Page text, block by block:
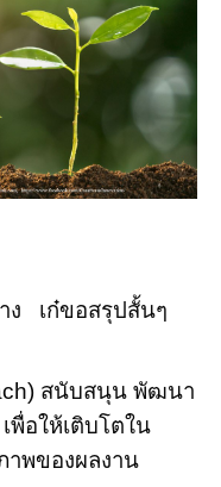
ง เก๋ขอสรุปสั้นๆ
สนับสนุน พัฒนา
พื่อให้เติบโตใน
าพของผลงาน